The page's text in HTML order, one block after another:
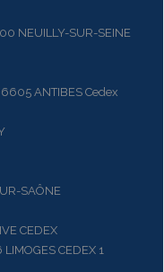
NEUILLY-SUR-SEINE
ANTIBES Cedex
SAÔNE
CEDEX
CEDEX 1